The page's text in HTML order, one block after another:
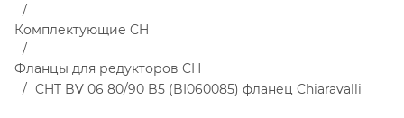
Комплектующие CH
Фланцы для редукторов CH
CHT BV 06 80/90 B5 (BI060085) фланец Chiaravalli